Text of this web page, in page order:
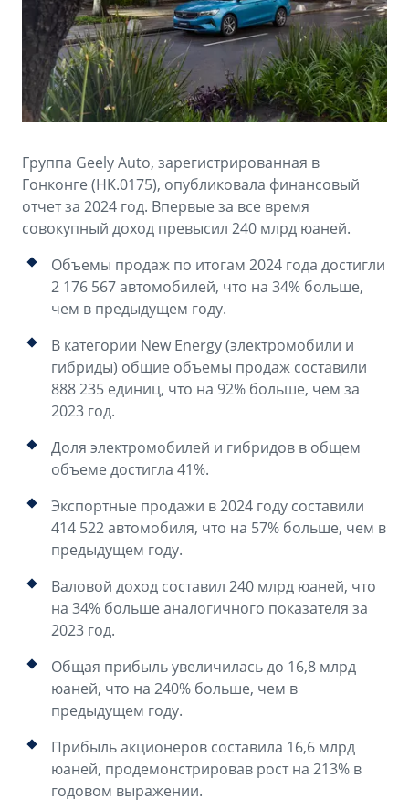
OKAVANGO
от 3 429 990 ₽*
MONJARO
от 4 349 990 ₽*
PREFACE
от 3 079 990 ₽*
GEELY EX5
от 3 769 990 ₽*
Аксессуары
Зарядные устройства
ФИНАНСЫ И УСЛУГИ
Расчет КАСКО
Страхование
Советы по эксплуатации
Спецпредложения
ПОДДЕРЖКА
Гарантия Geely
Сервисная книжка
Группа Geely Auto, зарегистрированная в
Гонконге (HK.0175), опубликовала финансовый
отчет за 2024 год. Впервые за все время
совокупный доход превысил 240 млрд юаней.
Объемы продаж по итогам 2024 года достигли
2 176 567 автомобилей, что на 34% больше,
чем в предыдущем году.
В категории New Energy (электромобили и
гибриды) общие объемы продаж составили
888 235 единиц, что на 92% больше, чем за
2023 год.
Доля электромобилей и гибридов в общем
объеме достигла 41%.
Экспортные продажи в 2024 году составили
414 522 автомобиля, что на 57% больше, чем в
предыдущем году.
Валовой доход составил 240 млрд юаней, что
на 34% больше аналогичного показателя за
2023 год.
Общая прибыль увеличилась до 16,8 млрд
юаней, что на 240% больше, чем в
предыдущем году.
Прибыль акционеров составила 16,6 млрд
юаней, продемонстрировав рост на 213% в
годовом выражении.